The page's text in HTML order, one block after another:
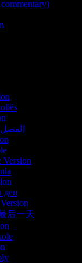
ден
后一天
registered